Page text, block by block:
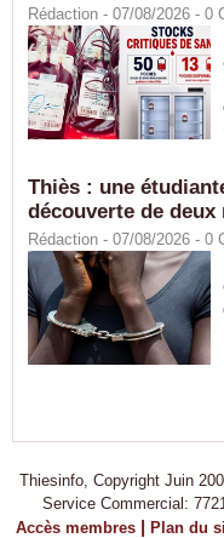
Rédaction - 07/08/2026 - 0
Thiès : une
découverte de deux
Rédaction - 07/08/2026 - 0
Thiesinfo, Copyright Juin
Service Commercial:
Accès membres | Plan du